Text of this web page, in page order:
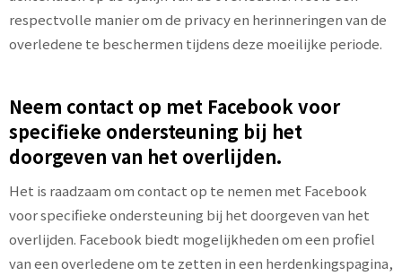
respectvolle manier om de privacy en herinneringen van de
overledene te beschermen tijdens deze moeilijke periode.
Neem contact op met Facebook voor
specifieke ondersteuning bij het
doorgeven van het overlijden.
Het is raadzaam om contact op te nemen met Facebook
voor specifieke ondersteuning bij het doorgeven van het
overlijden. Facebook biedt mogelijkheden om een profiel
van een overledene om te zetten in een herdenkingspagina,